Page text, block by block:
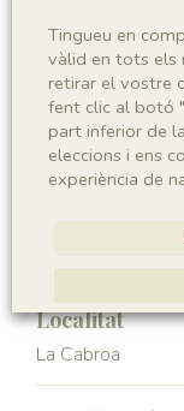
Regne
Plantae
Subphyllum
Gymnospermae
Localitat
La Cabroa
Tingueu en
vàlid en tots els
retirar el vostre
fent clic al botó
part inferior de
eleccions i ens
experiència de